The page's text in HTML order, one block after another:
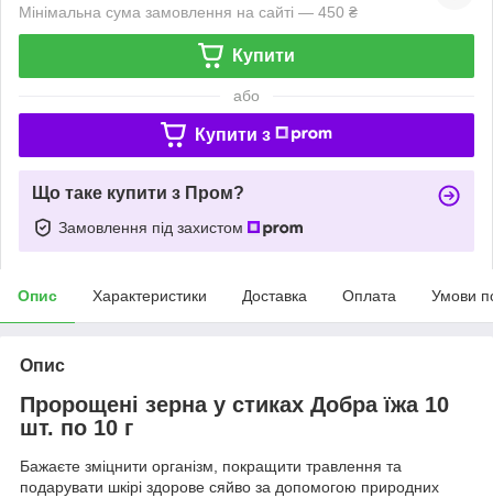
Мінімальна сума замовлення на сайті — 450 ₴
Купити
або
Купити з
Що таке купити з Пром?
Замовлення під захистом
Опис Характеристики Доставка Оплата Умови
Опис
Пророщені зерна у стиках Добра їжа 10
шт. по 10 г
Бажаєте зміцнити організм, покращити травлення та
подарувати шкірі здорове сяйво за допомогою природних